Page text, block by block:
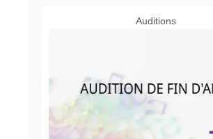
Auditions